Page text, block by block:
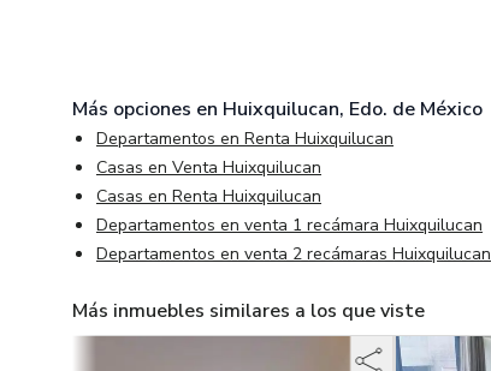
Más opciones en Huixquilucan, Edo. de México
Departamentos en Renta Huixquilucan
Casas en Venta Huixquilucan
Casas en Renta Huixquilucan
Departamentos en venta 1 recámara Huixquilucan
Departamentos en venta 2 recámaras Huixquilucan
Más inmuebles similares a los que viste